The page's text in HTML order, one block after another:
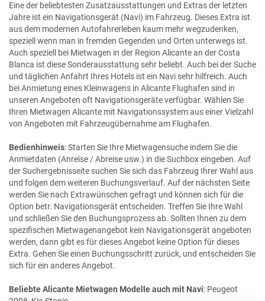
Eine der beliebtesten Zusatzausstattungen und Extras der letzten
Jahre ist ein Navigationsgerät (Navi) im Fahrzeug. Dieses Extra ist
aus dem modernen Autofahrerleben kaum mehr wegzudenken,
speziell wenn man in fremden Gegenden und Orten unterwegs ist.
Auch speziell bei Mietwagen in der Region Alicante an der Costa
Blanca ist diese Sonderausstattung sehr beliebt. Auch bei der Suche
und täglichen Anfahrt Ihres Hotels ist ein Navi sehr hilfreich. Auch
bei Anmietung eines Kleinwagens in Alicante Flughafen sind in
unseren Angeboten oft Navigationsgeräte verfügbar. Wählen Sie
Ihren Mietwagen Alicante mit Navigationssystem aus einer Vielzahl
von Angeboten mit Fahrzeugübernahme am Flughafen.
Bedienhinweis: Starten Sie Ihre Mietwagensuche indem Sie die
Anmietdaten (Anreise / Abreise usw.) in die Suchbox eingeben. Auf
der Suchergebnisseite suchen Sie sich das Fahrzeug Ihrer Wahl aus
und folgen dem weiteren Buchungsverlauf. Auf der nächsten Seite
werden Sie nach Extrawünschen gefragt und können sich für die
Option betr. Navigationsgerät entscheiden. Treffen Sie Ihre Wahl
und schließen Sie den Buchungsprozess ab. Sollten Ihnen zu dem
spezifischen Mietwagenangebot kein Navigationsgerät angeboten
werden, dann gibt es für dieses Angebot keine Option für dieses
Extra. Gehen Sie einen Buchungsschritt zurück, und entscheiden Sie
sich für ein anderes Angebot.
Beliebte Alicante Mietwagen Modelle auch mit Navi: Peugeot